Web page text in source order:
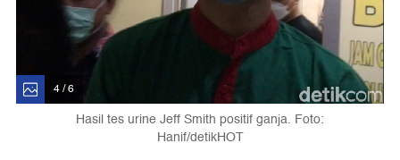
4 / 6
Hasil tes urine Jeff Smith positif ganja. Foto:
Hanif/detikHOT